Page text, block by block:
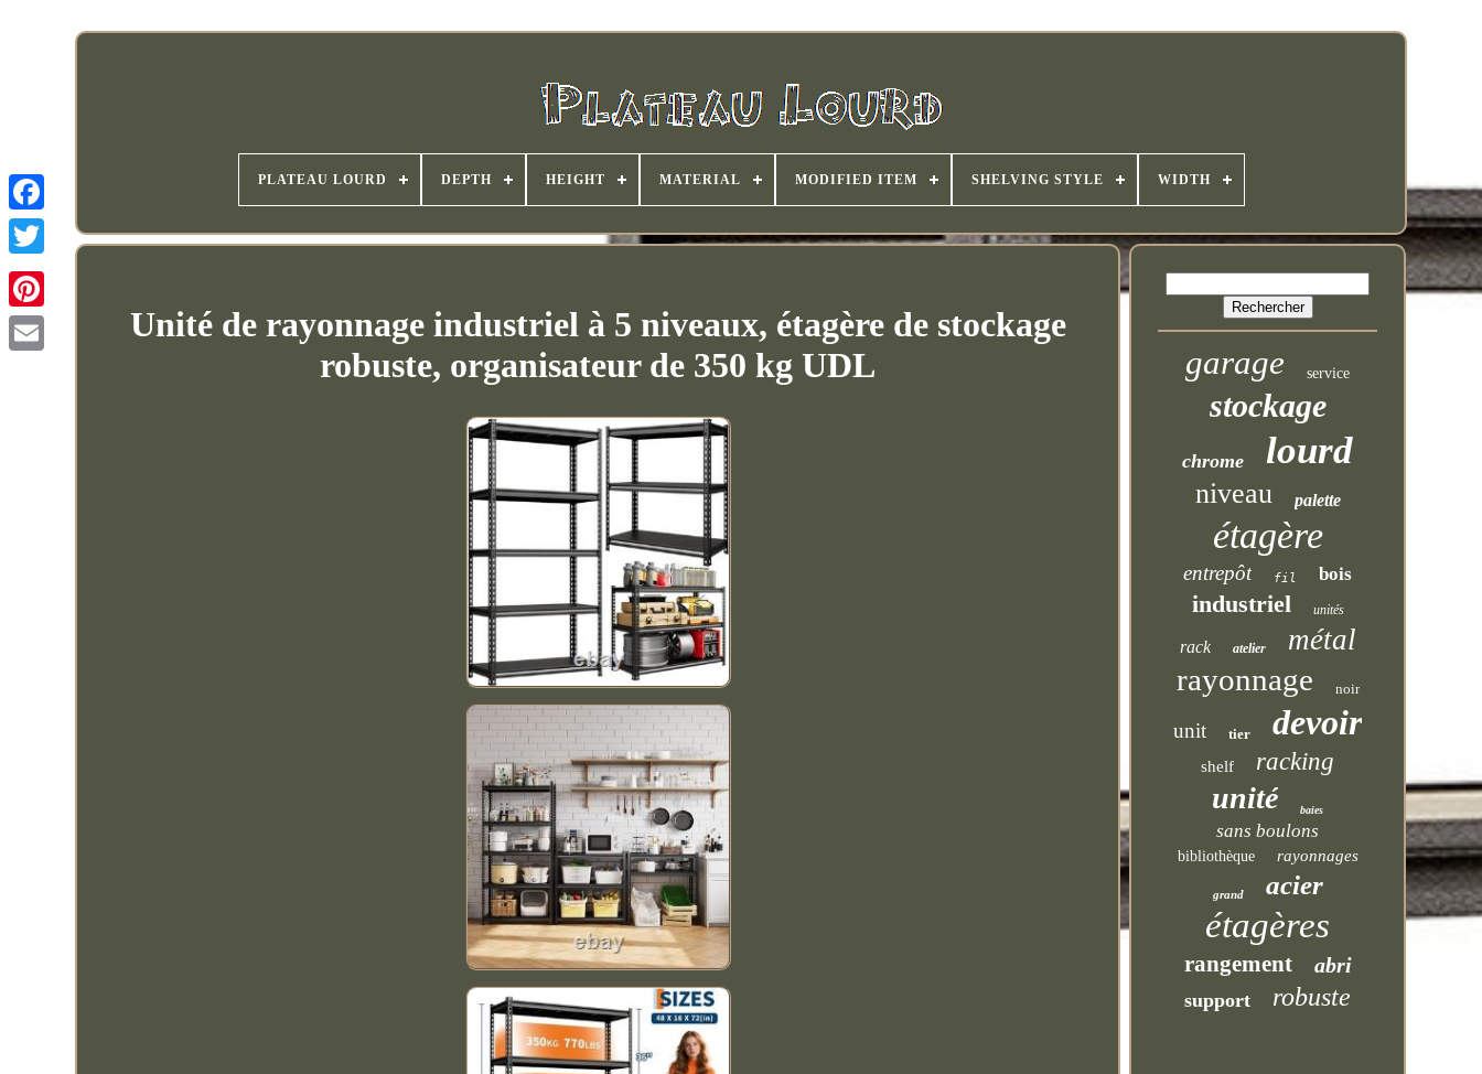
PLATEAU LOURD DEPTH HEIGHT MATERIAL MODIFIED ITEM SHELVING STYLE WIDTH
Unité de rayonnage industriel à 5 niveaux, étagère de stockage
robuste, organisateur de 350 kg UDL
garage service
stockage
chrome lourd
niveau palette
étagère
entrepôt fil bois
industriel unités
rack atelier métal
rayonnage noir
unit tier devoir
shelf racking
unité baies
sans boulons
bibliothèque rayonnages
grand acier
étagères
rangement abri
support robuste